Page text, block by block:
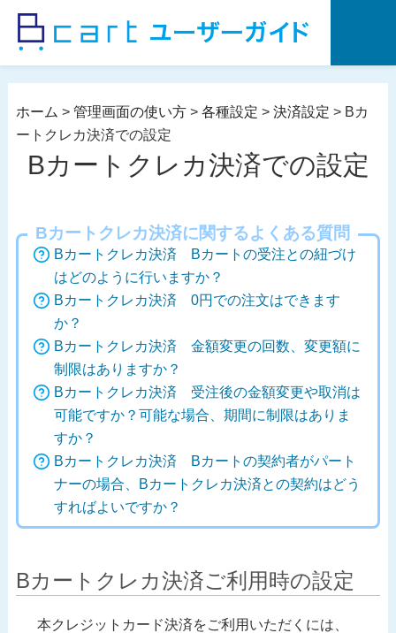
ホーム > 管理画面の使い方> 各種設定 > 決済設定 > Bカ
ートクレカ決済での設定
Bカートクレカ決済での設定
Bカートクレカ決済に関するよくある質問
Bカートクレカ決済 Bカートの受注との紐づけ
はどのように行いますか？
Bカートクレカ決済 0円での注文はできます
か？
Bカートクレカ決済 金額変更の回数、変更額に
制限はありますか？
Bカートクレカ決済 受注後の金額変更や取消は
可能ですか？可能な場合、期間に制限はありま
すか？
Bカートクレカ決済 Bカートの契約者がパート
ナーの場合、Bカートクレカ決済との契約はどう
すればよいですか？
Bカートクレカ決済ご利用時の設定
本クレジットカード決済をご利用いただくには、